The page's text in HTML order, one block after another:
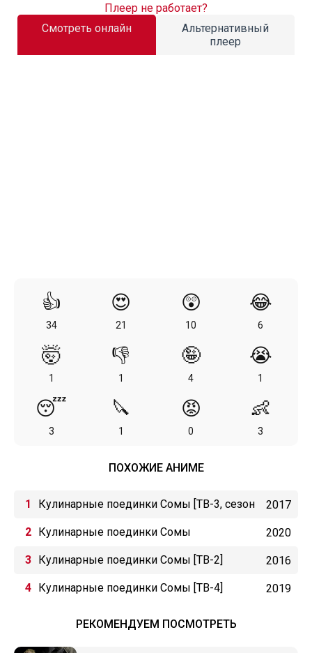
Смотреть онлайн
Альтернативный
плеер
Плеер не работает?
👍
34
😍
21
😲
10
😂
6
🤯
1
👎
1
🤪
4
😭
1
😴
3
🔪
1
😡
0
👶
3
ПОХОЖИЕ АНИМЕ
Кулинарные поединки Сомы [ТВ-3, сезон
1]
2017
Кулинарные поединки Сомы 2020
Кулинарные поединки Сомы [ТВ-2] 2016
Кулинарные поединки Сомы [ТВ-4] 2019
РЕКОМЕНДУЕМ ПОСМОТРЕТЬ